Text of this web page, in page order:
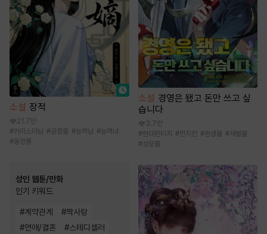
소설 장적
21.7만
#카리스마남 #궁정물 #능력남 #능력녀
#동양풍
성인 웹툰/만화
인기 키워드
#계약관계 #짝사랑
#연애/결혼 #스테디셀러
소설 경영은 됐고 돈만 쓰고 싶
습니다
3.7만
#현대판타지 #먼치킨 #환생물 #재벌물
#성장물